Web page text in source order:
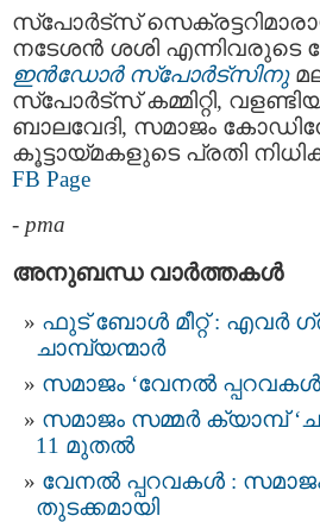
സ്പോർട്സ്
നടേശൻ ശശി എന്നിവരുടെ
ഇൻഡോർ സ്പോർട്സിനു
സ്പോർട്സ് കമ്മിറ്റി,
ബാലവേദി, സമാജം
കൂട്ടായ്മകളുടെ പ്രതി
FB Page
- pma
അനുബന്ധ വാര്‍ത്തകള്‍
ഫുട് ബോൾ മീറ്റ് : എവർ
ചാമ്പ്യന്മാർ
സമാജം ‘വേനൽ
സമാജം സമ്മര്‍ ക്യാമ്പ്
11 മുതല്‍
വേനൽ പ്പറവകൾ :
തുടക്കമായി